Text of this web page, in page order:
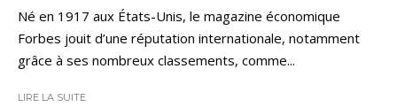
Né en 1917 aux États-Unis, le magazine économique
Forbes jouit d’une réputation internationale, notamment
grâce à ses nombreux classements, comme...
LIRE LA SUITE